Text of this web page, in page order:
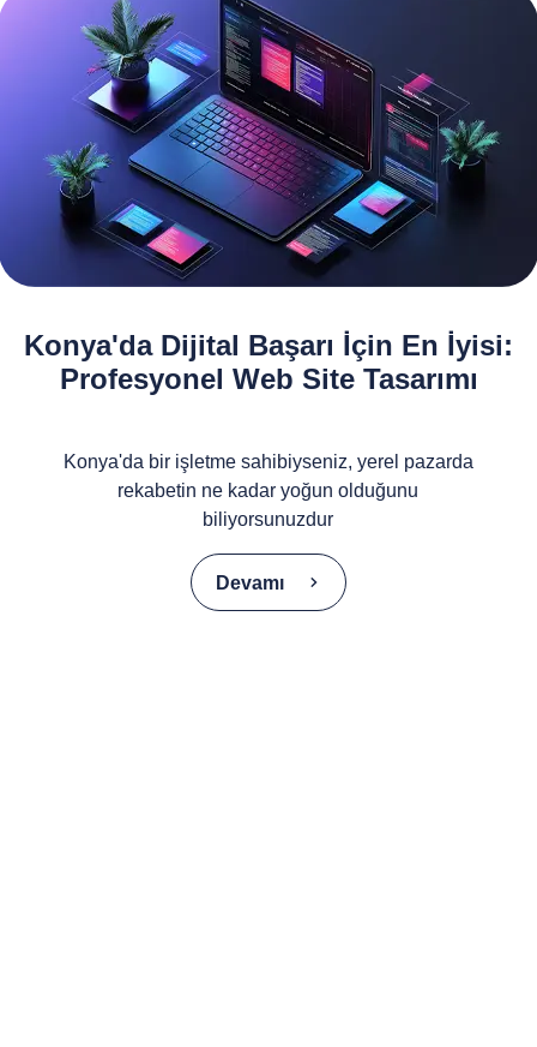
Konya'da Dijital Başarı İçin En İyisi:
Profesyonel Web Site Tasarımı
Konya'da bir işletme sahibiyseniz, yerel pazarda
rekabetin ne kadar yoğun olduğunu
biliyorsunuzdur
Devamı